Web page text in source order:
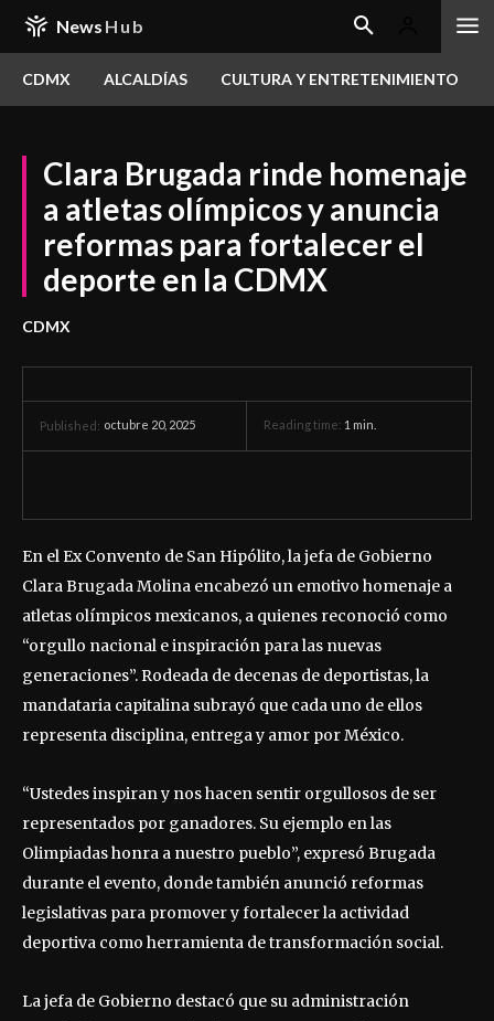
News Hub
CDMX ALCALDÍAS CULTURA Y ENTRETENIMIENTO
Clara Brugada rinde homenaje
a atletas olímpicos y anuncia
reformas para fortalecer el
deporte en la CDMX
CDMX
Published: octubre 20, 2025 Reading time: 1 min.
En el Ex Convento de San Hipólito, la jefa de Gobierno
Clara Brugada Molina encabezó un emotivo homenaje a
atletas olímpicos mexicanos, a quienes reconoció como
“orgullo nacional e inspiración para las nuevas
generaciones”. Rodeada de decenas de deportistas, la
mandataria capitalina subrayó que cada uno de ellos
representa disciplina, entrega y amor por México.
“Ustedes inspiran y nos hacen sentir orgullosos de ser
representados por ganadores. Su ejemplo en las
Olimpiadas honra a nuestro pueblo”, expresó Brugada
durante el evento, donde también anunció reformas
legislativas para promover y fortalecer la actividad
deportiva como herramienta de transformación social.
La jefa de Gobierno destacó que su administración